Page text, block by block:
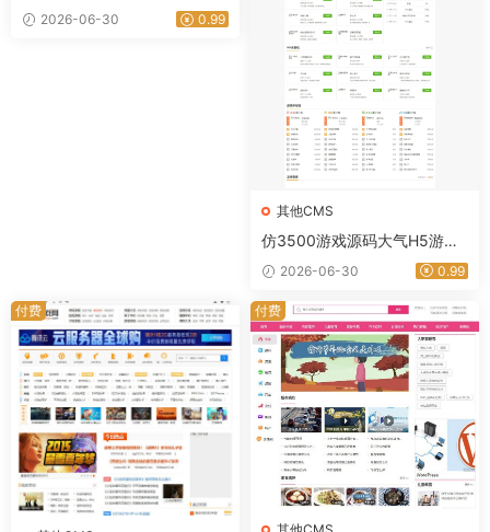
测开服开测合集专区游戏下载
网站模板｜星途资源网
2026-06-30 0.99
其他CMS
仿3500游戏源码大气H5游戏
门户网站模板帝国CMS完整源
代码
2026-06-30 0.99
付费 付费